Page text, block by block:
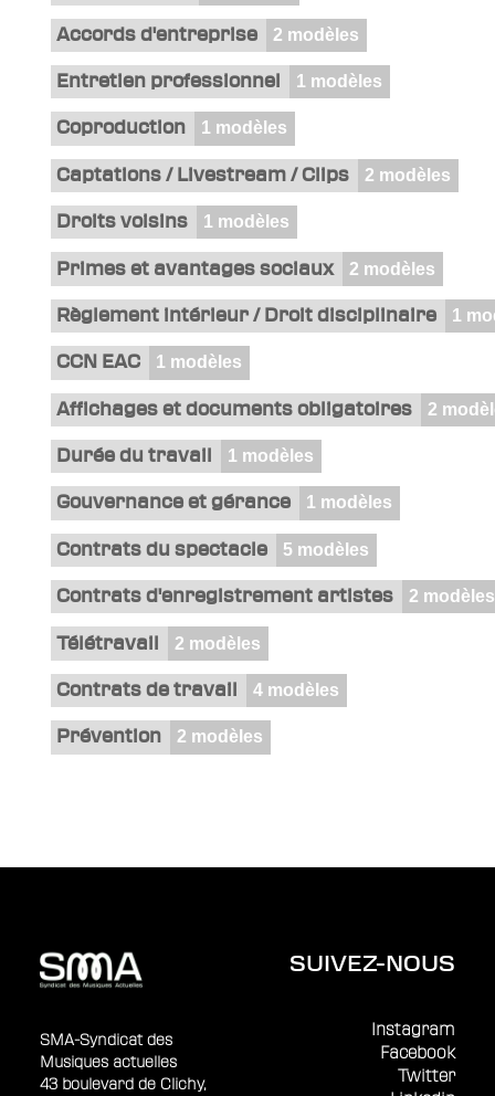
Accords d'entreprise 2 modèles
Entretien professionnel 1 modèles
Coproduction 1 modèles
Captations / Livestream / Clips 2 modèles
Droits voisins 1 modèles
Primes et avantages sociaux 2 modèles
Règlement intérieur / Droit disciplinaire 1
CCN EAC 1 modèles
Affichages et documents obligatoires 2
Durée du travail 1 modèles
Gouvernance et gérance 1 modèles
Contrats du spectacle 5 modèles
Contrats d'enregistrement artistes 2 modèles
Télétravail 2 modèles
Contrats de travail 4 modèles
Prévention 2 modèles
SMA-Syndicat des
Musiques actuelles
43 boulevard de Clichy,
SUIVEZ-NOUS
Instagram
Facebook
Twitter